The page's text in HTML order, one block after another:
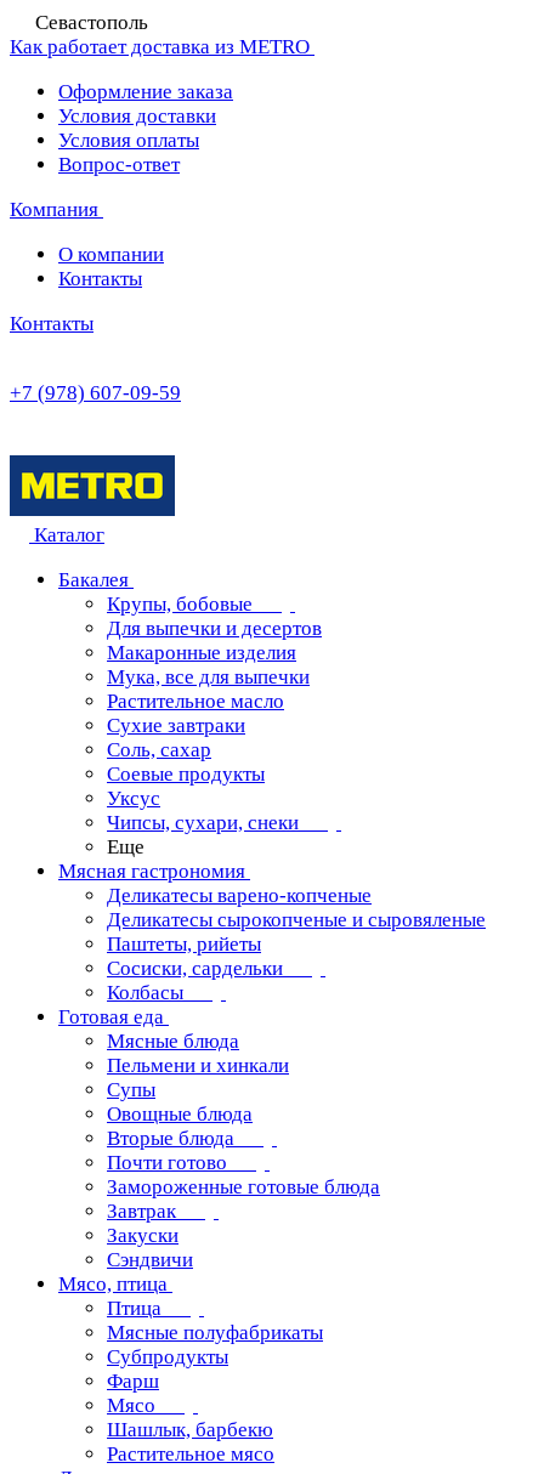
Севастополь
Как работает доставка из METRO
Оформление заказа
Условия доставки
Условия оплаты
Вопрос-ответ
Компания
О компании
Контакты
Контакты
+7 (978) 607-09-59
Каталог
Бакалея
Крупы, бобовые
Для выпечки и десертов
Макаронные изделия
Мука, все для выпечки
Растительное масло
Сухие завтраки
Соль, сахар
Соевые продукты
Уксус
Чипсы, сухари, снеки
Еще
Мясная гастрономия
Деликатесы варено-копченые
Деликатесы сырокопченые и сыровяленые
Паштеты, рийеты
Сосиски, сардельки
Колбасы
Готовая еда
Мясные блюда
Пельмени и хинкали
Супы
Овощные блюда
Вторые блюда
Почти готово
Замороженные готовые блюда
Завтрак
Закуски
Сэндвичи
Мясо, птица
Птица
Мясные полуфабрикаты
Субпродукты
Фарш
Мясо
Шашлык, барбекю
Растительное мясо